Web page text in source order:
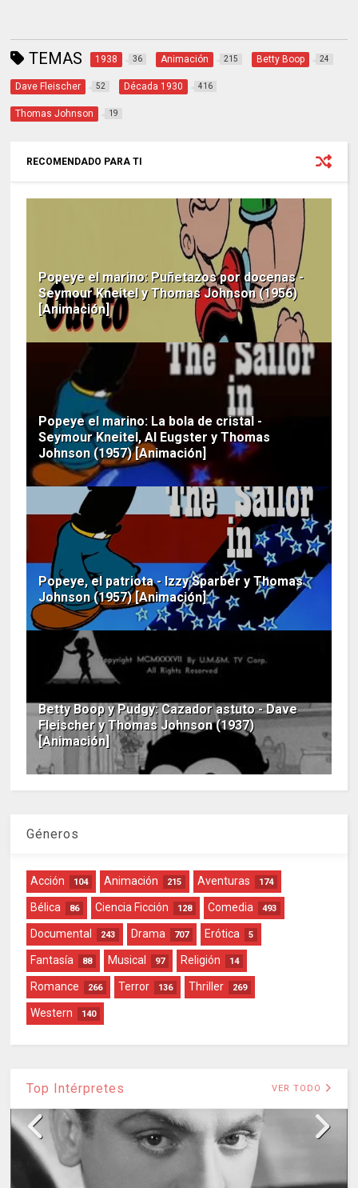
TEMAS 1938 36 Animación 215 Betty Boop 24
Dave Fleischer 52 Década 1930 416
Thomas Johnson 19
RECOMENDADO PARA TI
Popeye el marino: Puñetazos por docenas -
Seymour Kneitel y Thomas Johnson (1956)
[Animación]
Popeye el marino: La bola de cristal -
Seymour Kneitel, Al Eugster y Thomas
Johnson (1957) [Animación]
Popeye, el patriota - Izzy Sparber y Thomas
Johnson (1957) [Animación]
Betty Boop y Pudgy: Cazador astuto - Dave
Fleischer y Thomas Johnson (1937)
[Animación]
Géneros
Acción 104 Animación 215 Aventuras 174
Bélica 86 Ciencia Ficción 128 Comedia 493
Documental 243 Drama 707 Erótica 5
Fantasía 88 Musical 97 Religión 14
Romance 266 Terror 136 Thriller 269
Western 140
Top Intérpretes VER TODO